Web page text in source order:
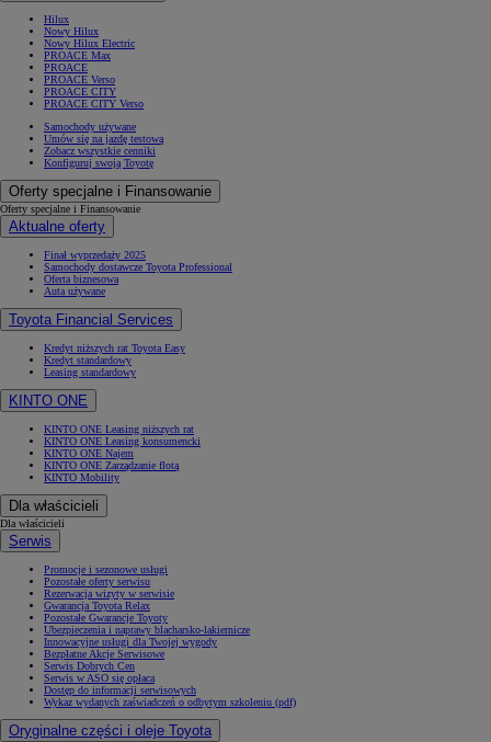
Hilux
Nowy Hilux
Nowy Hilux Electric
PROACE Max
PROACE
PROACE Verso
PROACE CITY
PROACE CITY Verso
Samochody używane
Umów się na jazdę testową
Zobacz wszystkie cenniki
Konfiguruj swoją Toyotę
Oferty specjalne i Finansowanie
Oferty specjalne i Finansowanie
Aktualne oferty
Finał wyprzedaży 2025
Samochody dostawcze Toyota Professional
Oferta biznesowa
Auta używane
Toyota Financial Services
Kredyt niższych rat Toyota Easy
Kredyt standardowy
Leasing standardowy
KINTO ONE
KINTO ONE Leasing niższych rat
KINTO ONE Leasing konsumencki
KINTO ONE Najem
KINTO ONE Zarządzanie flotą
KINTO Mobility
Dla właścicieli
Dla właścicieli
Serwis
Promocje i sezonowe usługi
Pozostałe oferty serwisu
Rezerwacja wizyty w serwisie
Gwarancja Toyota Relax
Pozostałe Gwarancje Toyoty
Ubezpieczenia i naprawy blacharsko-lakiernicze
Innowacyjne usługi dla Twojej wygody
Bezpłatne Akcje Serwisowe
Serwis Dobrych Cen
Serwis w ASO się opłaca
Dostęp do informacji serwisowych
Wykaz wydanych zaświadczeń o odbytym szkoleniu (pdf)
Oryginalne części i oleje Toyota